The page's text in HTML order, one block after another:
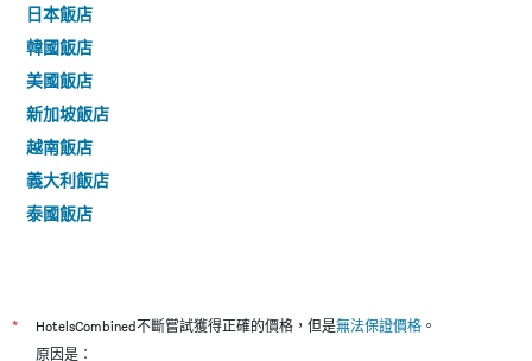
日本飯店
韓國飯店
美國飯店
新加坡飯店
越南飯店
義大利飯店
泰國飯店
* HotelsCombined不斷嘗試獲得正確的價格，但是無法保證價格 。
原因是：